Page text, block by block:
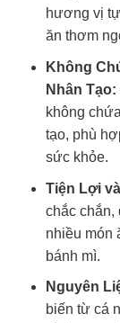
hương vị
ăn thơm
Không
Nhân Tạo:
không
tạo, phù
sức khỏe.
Tiện Lợi
chắc chắn,
nhiều món
bánh mì.
Nguyên
biến từ cá